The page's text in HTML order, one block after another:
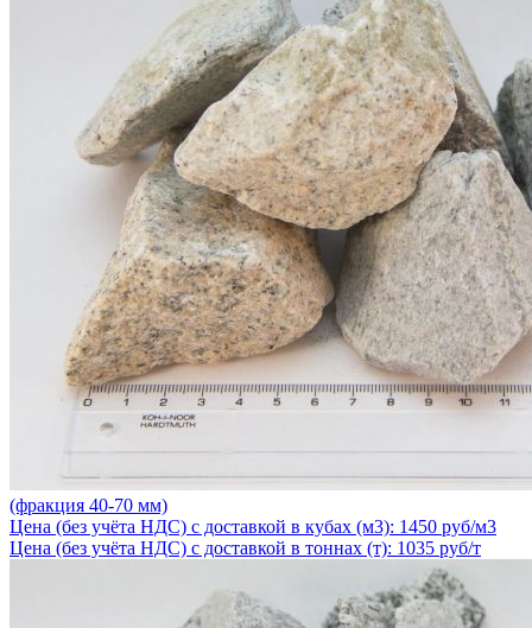
(фракция 40-70 мм)
Цена (без учёта НДС) с доставкой в кубах (м3): 1450 руб/м3
Цена (без учёта НДС) с доставкой в тоннах (т): 1035 руб/т